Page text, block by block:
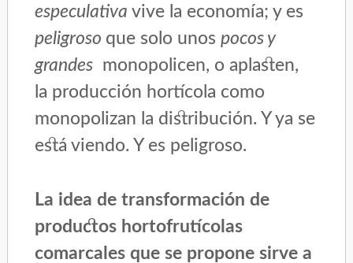
especulativa vive la economía; y es
peligroso que solo unospocos y
grandes monopolicen, o aplasten,
la producción hortícola como
monopolizan la distribución. Y ya se
está viendo. Y es peligroso.
La idea de transformación de
productos hortofrutícolas
comarcales que se propone sirve a